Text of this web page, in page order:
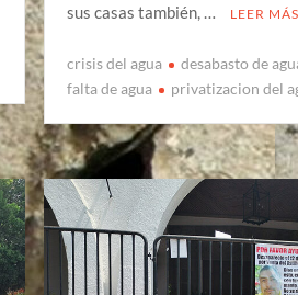
sus casas también, …
LEER MÁS
crisis del agua desabasto de
falta de agua
privatizacion del